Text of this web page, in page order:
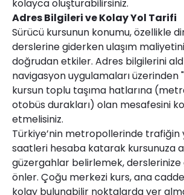
kolayca oluşturabilirsiniz.
Adres Bilgileri ve Kolay Yol Tarifi
Sürücü kursunun konumu, özellikle
derslerine giderken ulaşım
doğrudan etkiler. Adres bilgilerini
navigasyon uygulamaları
kursun toplu taşıma hatlarına
otobüs durakları) olan mesafesini
etmelisiniz.
Türkiye’nin metropollerinde trafiğin
saatleri hesaba katarak kursunuza
güzergahlar belirlemek, derslerinize
önler. Çoğu merkezi kurs, ana
kolay bulunabilir noktalarda yer